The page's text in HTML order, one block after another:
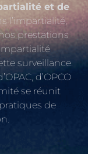
et de
l’impartialité,
prestations
surveillance.
d’OPCO
se réunit
de